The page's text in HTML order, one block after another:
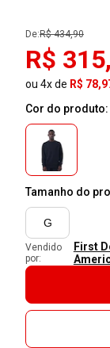
De:R$ 434,90
R$
ou 4x de R$
Cor do produto:
Tamanho do
G
Vendido
por:
First